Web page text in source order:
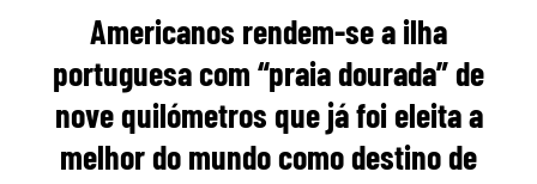
Americanos rendem-se a ilha
portuguesa com “praia dourada” de
nove quilómetros que já foi eleita a
melhor do mundo como destino de